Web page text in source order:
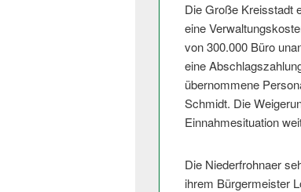
Die Große Kreisstadt
eine
von 300.000 Büro
eine
übernommene
Schmidt. Die
Einnahmesituation
Die Niederfrohnaer
ihrem Bürgermeister